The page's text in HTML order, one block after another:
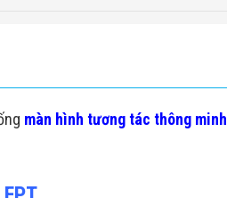
màn hình tương tác thông minh